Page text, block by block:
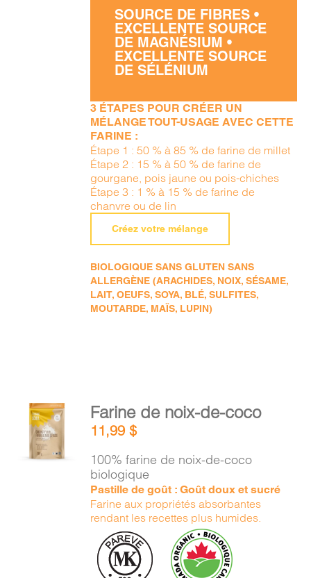
SOURCE DE FIBRES •
EXCELLENTE SOURCE
DE MAGNÉSIUM •
EXCELLENTE SOURCE
DE SÉLÉNIUM
3 ÉTAPES POUR CRÉER UN
MÉLANGE TOUT-USAGE AVEC CETTE
FARINE :
Étape 1 : 50 % à 85 % de farine de millet
Étape 2 : 15 % à 50 % de farine de
gourgane, pois jaune ou pois-chiches
Étape 3 : 1 % à 15 % de farine de
chanvre ou de lin
Créez votre mélange
BIOLOGIQUE SANS GLUTEN SANS
ALLERGÈNE (ARACHIDES, NOIX, SÉSAME,
LAIT, OEUFS, SOYA, BLÉ, SULFITES,
MOUTARDE, MAÏS, LUPIN)
AJOUTER
AU
PANIER
Farine de noix-de-coco
11,99$
100% farine de noix-de-coco
biologique
Pastille de goût : Goût doux et sucré
Farine aux propriétés absorbantes
rendant les recettes plus humides.